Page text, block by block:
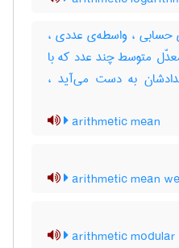
حسابی ، واسطه‌ی عددی ،
متوسط چند عدد که با
به دست می‌آید ،
arithmetic mean
arithmetic mean
arithmetic